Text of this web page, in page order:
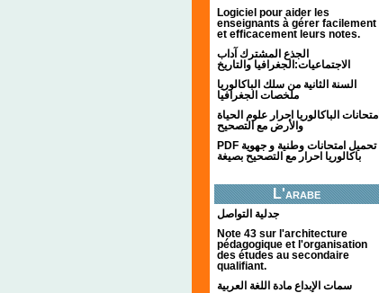
Logiciel pour aider les
enseignants à gérer facilement
et efficacement leurs notes.
الجذع المشترك آداب
الاجتماعيات:الجغرافيا والتاريخ
السنة الثانية من سلك الباكالوريا
ملخصات الجغرافيا
امتحانات الباكالوريا احرار علوم الحياة
والأرض مع التصحيح
PDF تحميل امتحانات وطنية و جهوية
باكالوريا احرار مع التصحيح بصيغة
L'arabe
جدلية التواصل
Note 43 sur l'architecture
pédagogique et l'organisation
des études au secondaire
qualifiant.
سمات الإبداع مادة اللغة العربية